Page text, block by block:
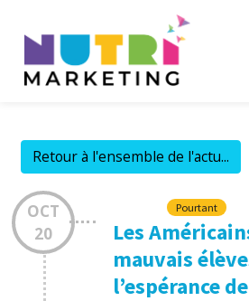
Retour à l'ensemble de l'actu...
OCT
20
Pourtant
Les
mauvais
l’espérance